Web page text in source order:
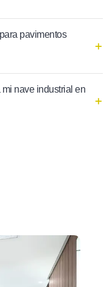
pavimentos
nave industrial en